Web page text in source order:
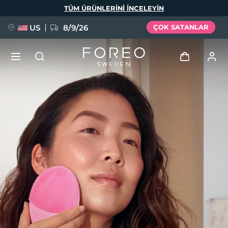
TÜM ÜRÜNLERINI INCELEYIN
US 8/9/26 ÇOK SATANLAR
Kullanici profi̇li̇
Siparişlerim
Adresim
Aboneliklerim
FAQ™ Pure Beauty-Tech Elixir
BREAKING NEWS
issa™ Teeth Whitening Set
Dil Seçimi
English Deutsch
Español
Français
Italiano
Português
Polski
Svenska
Русский
Türkçe
简体中文 繁體中文